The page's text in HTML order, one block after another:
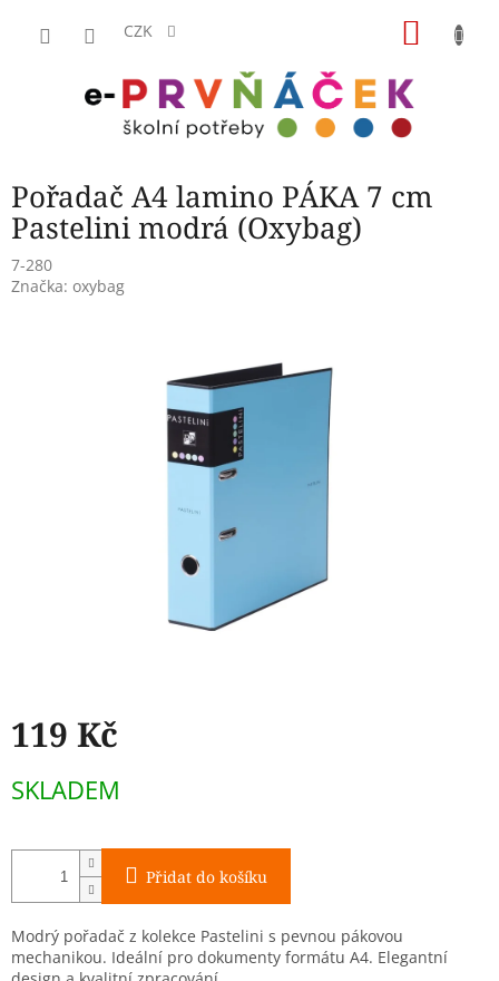
CZK
Pořadač A4 lamino PÁKA 7 cm
Pastelini modrá (Oxybag)
7-280
Značka: oxybag
119 Kč
cena:
SKLADEM
Přidat do košíku
Modrý pořadač z kolekce Pastelini s pevnou pákovou
mechanikou. Ideální pro dokumenty formátu A4. Elegantní